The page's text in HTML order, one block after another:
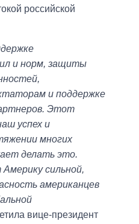
российской
и норм, защиты
и поддержке
Этот
успех и
многих
делать это.
сильной,
американцев
вице-президент